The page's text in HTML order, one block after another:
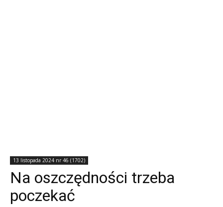
13 listopada 2024 nr 46 (1702)
Na oszczędności trzeba
poczekać